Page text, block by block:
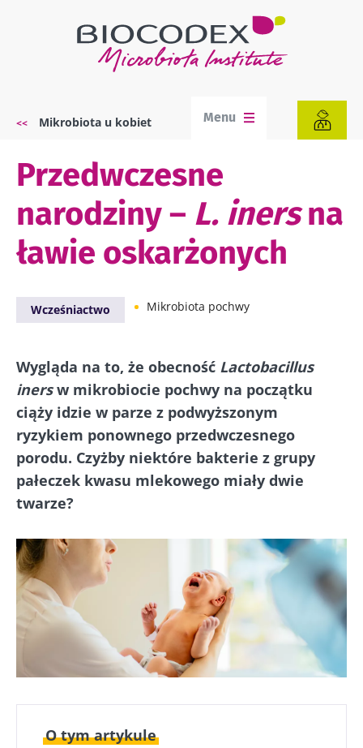
Mikrobiota u kobiet Menu
Przedwczesne
narodziny – L. inersna
ławie oskarżonych
Wcześniactwo Mikrobiota pochwy
Wygląda na to, że obecność Lactobacillus
inersw mikrobiocie pochwy na początku
ciąży idzie w parze z podwyższonym
ryzykiem ponownego przedwczesnego
porodu. Czyżby niektóre bakterie z grupy
pałeczek kwasu mlekowego miały dwie
twarze?
O tym artykule